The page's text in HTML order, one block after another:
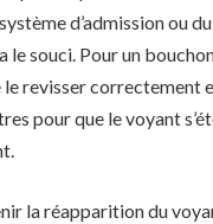
d’admission ou
le souci. Pour un
revisser correctement
pour que le voyant
la réapparition du